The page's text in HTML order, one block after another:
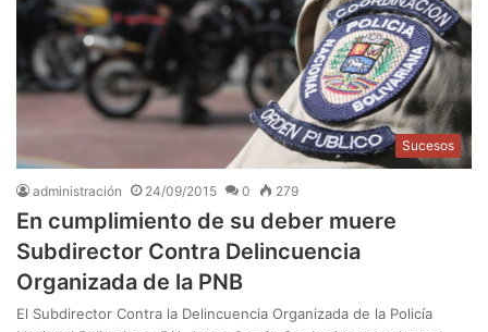
Sucesos
administración 24/09/2015 0 279
En cumplimiento de su deber muere
Subdirector Contra Delincuencia
Organizada de la PNB
El Subdirector Contra la Delincuencia Organizada de la Policía